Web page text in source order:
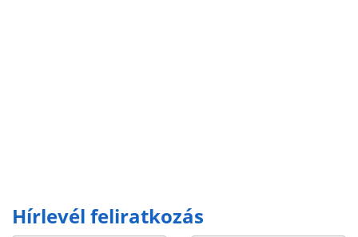
Hírlevél feliratkozás